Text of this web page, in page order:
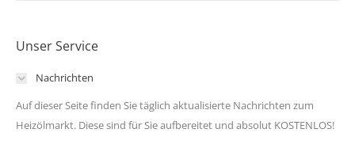
Unser Service
Nachrichten
Auf dieser Seite finden Sie täglich aktualisierte Nachrichten zum
Heizölmarkt. Diese sind für Sie aufbereitet und absolut KOSTENLOS!